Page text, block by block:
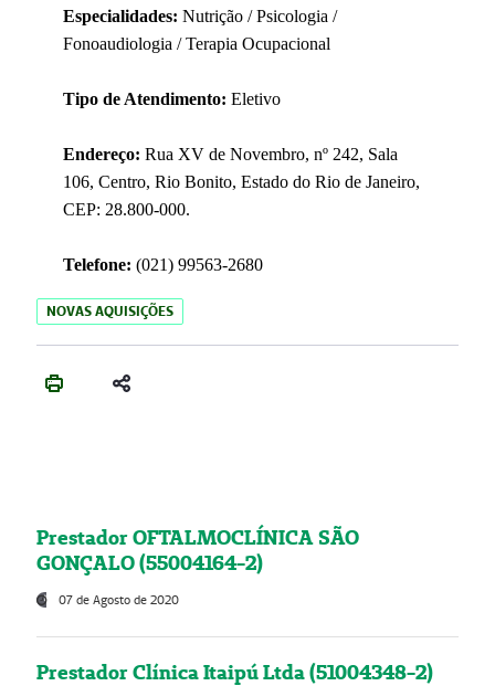
Especialidades: Nutrição / Psicologia /
Fonoaudiologia / Terapia Ocupacional
Tipo de Atendimento: Eletivo
Endereço: Rua XV de Novembro, nº 242, Sala
106, Centro, Rio Bonito, Estado do Rio de Janeiro,
CEP: 28.800-000.
Telefone: (021) 99563-2680
NOVAS AQUISIÇÕES
Prestador OFTALMOCLÍNICA SÃO
GONÇALO (55004164-2)
07 de Agosto de 2020
Prestador Clínica Itaipú Ltda (51004348-2)